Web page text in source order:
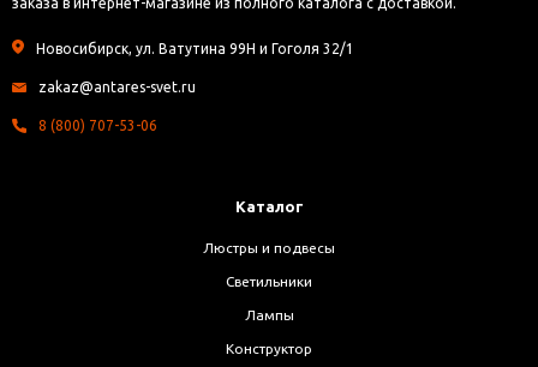
заказа в интернет-магазине из полного каталога с доставкой.
Новосибирск, ул. Ватутина 99Н и Гоголя 32/1
zakaz@antares-svet.ru
8 (800) 707-53-06
Каталог
Люстры и подвесы
Светильники
Лампы
Конструктор